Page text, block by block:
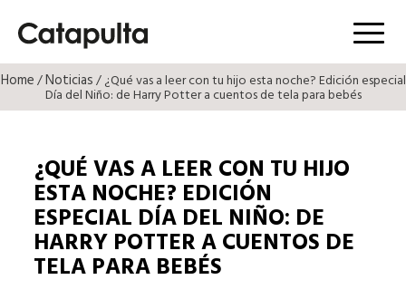
Menú
Home/Noticias/ ¿Qué vas a leer con tu hijo esta noche? Edición especial
Día del Niño: de Harry Potter a cuentos de tela para bebés
¿QUÉ VAS A LEER CON TU HIJO
ESTA NOCHE? EDICIÓN
ESPECIAL DÍA DEL NIÑO: DE
HARRY POTTER A CUENTOS DE
TELA PARA BEBÉS